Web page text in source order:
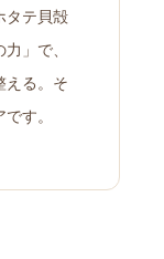
タテ貝殻
」で、
える。そ
す。